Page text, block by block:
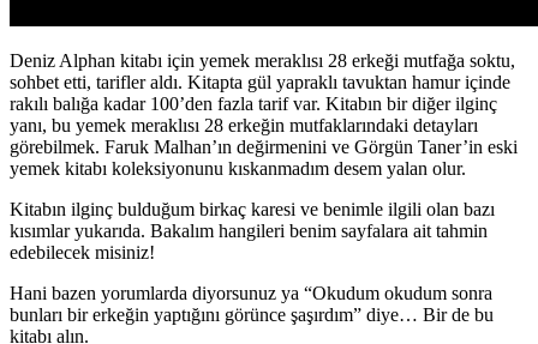
Deniz Alphan kitabı için yemek meraklısı 28 erkeği mutfağa soktu,
sohbet etti, tarifler aldı. Kitapta gül yapraklı tavuktan hamur içinde
rakılı balığa kadar 100’den fazla tarif var. Kitabın bir diğer ilginç
yanı, bu yemek meraklısı 28 erkeğin mutfaklarındaki detayları
görebilmek. Faruk Malhan’ın değirmenini ve Görgün Taner’in eski
yemek kitabı koleksiyonunu kıskanmadım desem yalan olur.
Kitabın ilginç bulduğum birkaç karesi ve benimle ilgili olan bazı
kısımlar yukarıda. Bakalım hangileri benim sayfalara ait tahmin
edebilecek misiniz!
Hani bazen yorumlarda diyorsunuz ya “Okudum okudum sonra
bunları bir erkeğin yaptığını görünce şaşırdım” diye… Bir de bu
kitabı alın.